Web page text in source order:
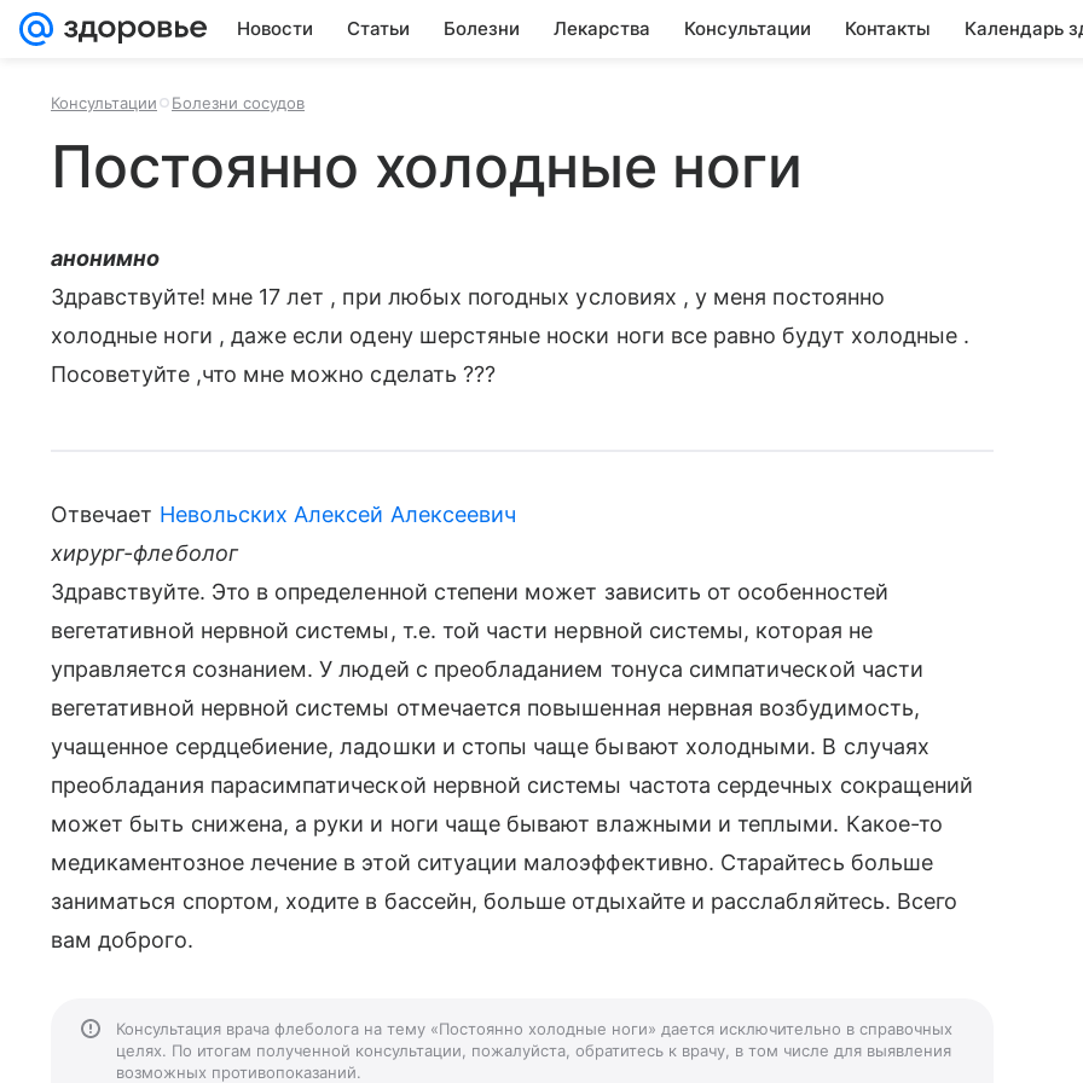
Новости Статьи Болезни Лекарства Консультации Контакты Календарь
Консультации Болезни сосудов
Постоянно холодные ноги
анонимно
Здравствуйте! мне 17 лет , при любых погодных условиях , у меня постоянно
холодные ноги , даже если одену шерстяные носки ноги все равно будут холодные .
Посоветуйте ,что мне можно сделать ???
Отвечает Невольских Алексей Алексеевич
хирург-флеболог
Здравствуйте. Это в определенной степени может зависить от особенностей
вегетативной нервной системы, т.е. той части нервной системы, которая не
управляется сознанием. У людей с преобладанием тонуса симпатической части
вегетативной нервной системы отмечается повышенная нервная возбудимость,
учащенное сердцебиение, ладошки и стопы чаще бывают холодными. В случаях
преобладания парасимпатической нервной системы частота сердечных сокращений
может быть снижена, а руки и ноги чаще бывают влажными и теплыми. Какое-то
медикаментозное лечение в этой ситуации малоэффективно. Старайтесь больше
заниматься спортом, ходите в бассейн, больше отдыхайте и расслабляйтесь. Всего
вам доброго.
Консультация врача флеболога на тему «Постоянно холодные ноги» дается исключительно в справочных
целях. По итогам полученной консультации, пожалуйста, обратитесь к врачу, в том числе для выявления
возможных противопоказаний.